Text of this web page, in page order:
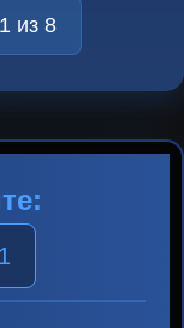
из 8